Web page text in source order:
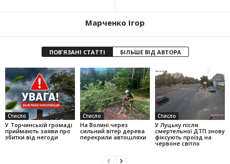
Марченко Ігор
ПОВ'ЯЗАНІ СТАТТІ БІЛЬШЕ ВІД АВТОРА
Стисло
У Торчинській громаді
приймають заяви про
збитки від негоди
Стисло
На Волині через
сильний вітер дерева
перекрили автошляхи
Стисло
У Луцьку після
смертельної ДТП знову
фіксують проїзд на
червоне світло